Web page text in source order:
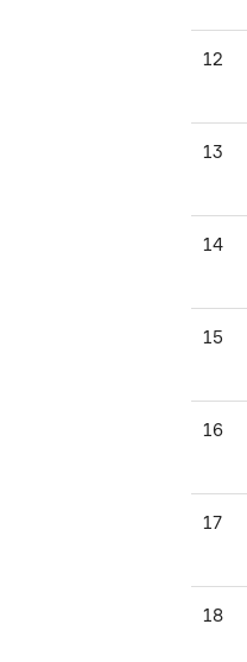
12
13
14
15
16
17
18